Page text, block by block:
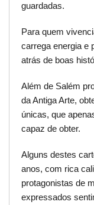
guardadas.
Para quem
carrega energia e
atrás de boas
Além de Salém
da Antiga Arte,
únicas, que
capaz de obter.
Alguns destes
anos, com rica
protagonistas de
expressados